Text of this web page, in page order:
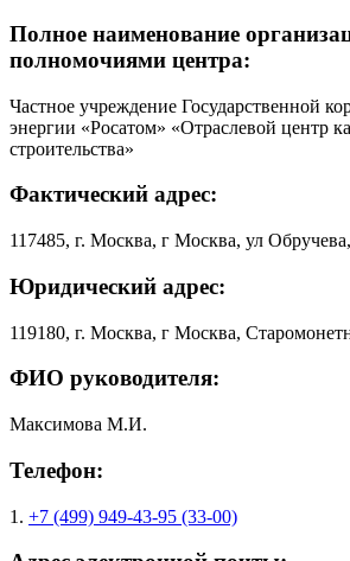
Полное наименование
полномочиями центра:
Частное учреждение Государственной
энергии «Росатом» «Отраслевой центр
строительства»
Фактический адрес:
117485, г. Москва, г Москва, ул
Юридический адрес:
119180, г. Москва, г Москва,
ФИО руководителя:
Максимова М.И.
Телефон:
1. +7 (499) 949-43-95 (33-00)